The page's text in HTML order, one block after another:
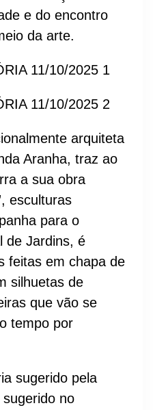
e do encontro
da arte.
arquiteta
Aranha, traz ao
a sua obra
esculturas
para o
de Jardins, é
feitas em chapa de
silhuetas de
que vão se
tempo por
sugerido pela
no